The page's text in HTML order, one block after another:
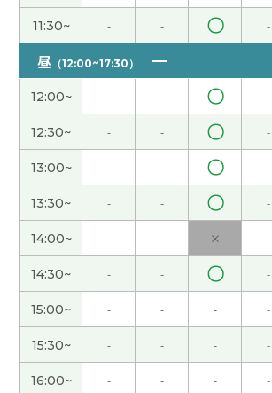
外面非常热，但是我的办公室有点儿
开得很大。
愉快的交谈。 谢谢！ ( 40代 男性 )
我做的菜很简单，用不了三十分钟。
谢谢！！
今天我也上班，时间和平日一样。 (
いつも楽しく話していただきありが
す！( 40代 男性 )
我打算一直在家,因为我不喜欢去人
女性 )
11:30~ - - 〇 -
昼 （12:00~17:30）
12:00~ - - 〇 -
12:30~ - - 〇 -
13:00~ - - 〇 -
13:30~ - - 〇 -
14:00~ - - × -
14:30~ - - 〇 -
15:00~ - - - -
15:30~ - - - -
16:00~ - - - -